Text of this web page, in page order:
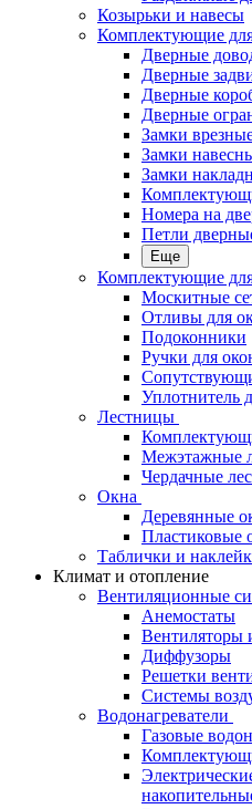
Козырьки и навесы
Комплектующие
Дверные
Дверные
Дверные
Дверные
Замки
Замки
Замки
Номера на
Петли
Еще
Комплектующие
Москитные
Отливы для
Подоконники
Ручки для
Уплотнитель
Лестницы
Межэтажные
Чердачные
Окна
Деревянные
Пластиковые
Таблички и
Климат и отопление
Вентиляционные
Анемостаты
Вентиляторы
Диффузоры
Решетки
Системы
Водонагреватели
Газовые